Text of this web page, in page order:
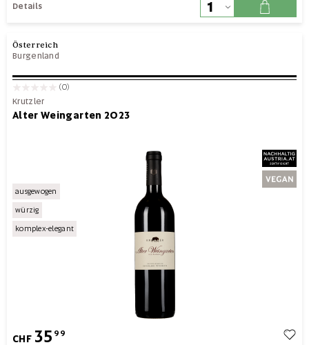
Details
Österreich
Burgenland
(0)
Krutzler
Alter Weingarten 2023
ausgewogen
würzig
komplex-elegant
CHF 35 99